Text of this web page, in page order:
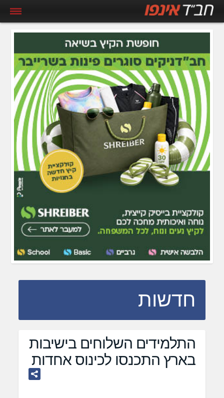
חדשות
התלמידים השלוחים בישיבות
בארץ התכנסו לכינוס אחדות